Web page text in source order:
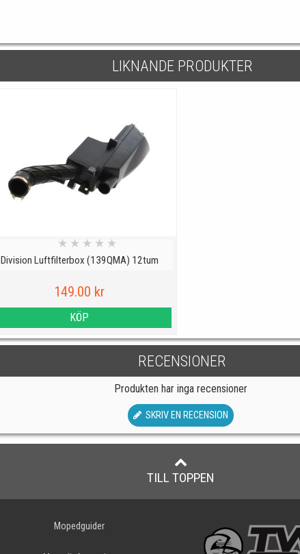
LIKNANDE PRODUKTER
Division Luftfilterbox (139QMA) 12tum
★ ★ ★ ★ ★
149.00 kr
KÖP
RECENSIONER
Produkten har inga recensioner
SKRIV EN RECENSION
TILL TOPPEN
Mopedguider